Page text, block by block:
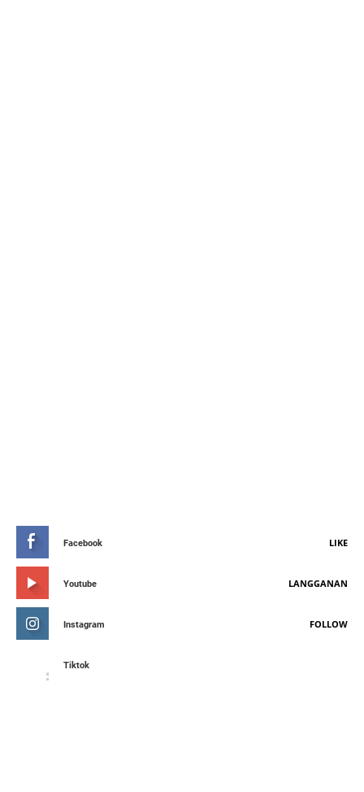
Facebook LIKE
Youtube LANGGANAN
Instagram FOLLOW
Tiktok